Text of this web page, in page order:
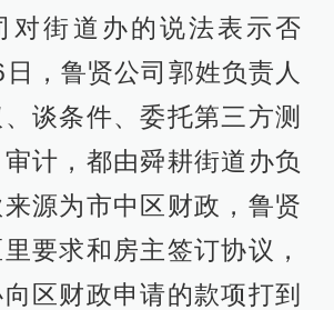
对街道办的说法表示否
，鲁贤公司郭姓负责人
谈条件、委托第三方测
计，都由舜耕街道办负
源为市中区财政，鲁贤
要求和房主签订协议，
区财政申请的款项打到